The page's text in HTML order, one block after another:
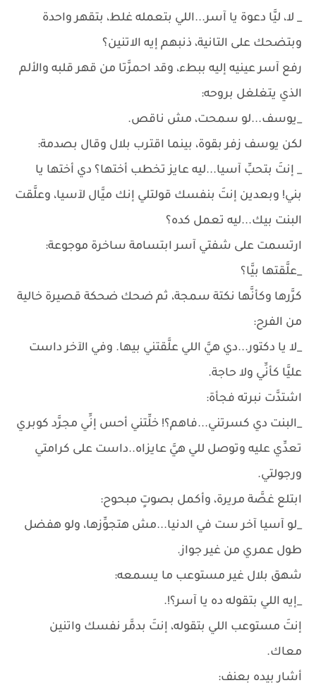
_ لا، ليَّا دعوة يا آسر...اللي بتعمله غلط، بتقهر واحدة
وبتضحك على التانية، ذنبهم إيه الاتنين؟
رفع آسر عينيه إليه ببطء، وقد احمرَّتا من قهر قلبه والألم
الذي يتغلغل بروحه:
_يوسف...لو سمحت، مش ناقص.
لكن يوسف زفر بقوة، بينما اقترب بلال وقال بصدمة:
_ إنتَ بتحبِّ آسيا...ليه عايز تخطب أختها؟ دي أختها يا
بني! وبعدين إنتَ بنفسك قولتلي إنك ميَّال لآسيا، وعلَّقت
البنت بيك...ليه تعمل كده؟
ارتسمت على شفتي آسر ابتسامة ساخرة موجوعة:
_علَّقتها بيَّا؟
كرَّرها وكأنَّها نكتة سمجة، ثم ضحك ضحكة قصيرة خالية
من الفرح:
_لا يا دكتور...دي هيَّ اللي علَّقتني بيها. وفي الآخر داست
عليَّا كأنِّي ولا حاجة.
اشتدَّت نبرته فجأة:
_البنت دي كسرتني...فاهم؟! خلِّتني أحس إنِّي مجرَّد كوبري
تعدِّي عليه وتوصل للي هيَّ عايزاه..داست على كرامتي
ورجولتي.
ابتلع غصَّة مريرة، وأكمل بصوتٍ مبحوح:
_لو آسيا آخر ست في الدنيا...مش هتجوِّزها، ولو هفضل
طول عمري من غير جواز.
شهق بلال غير مستوعب ما يسمعه:
_إيه اللي بتقوله ده يا آسر؟!.
إنتَ مستوعب اللي بتقوله، إنتَ بدمَّر نفسك واتنين
معاك.
أشار بيده بعنف: